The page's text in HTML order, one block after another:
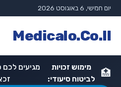
יום חמישי, 6 באוגוסט 2026
Medicalo.Co.Il
🏥
מימוש זכויות
לביטוח סיעודי:
מגיעים לכם